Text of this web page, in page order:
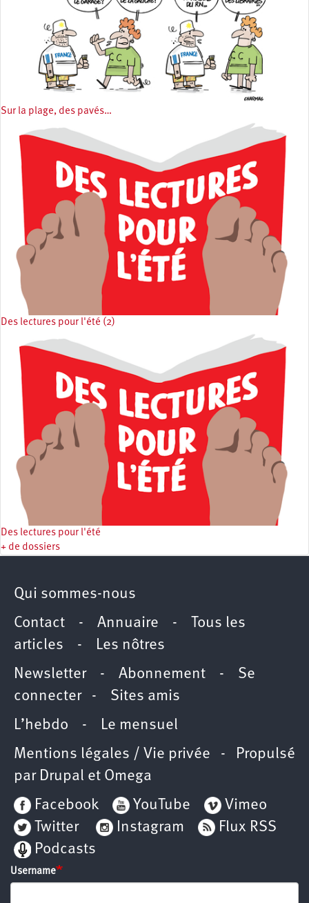
Sur la plage, des pavés…
Des lectures pour l'été (2)
Des lectures pour l'été
+ de dossiers
Qui sommes-nous
Contact - Annuaire -
Tous les
articles - Les nôtres
Newsletter- Abonnement - Se
connecter- Sites amis
L’hebdo - Le mensuel
Mentions légales / Vie privée - Propulsé
par Drupal et Omega
Facebook
YouTube
Vimeo
Twitter
Instagram
Flux RSS
Podcasts
Username